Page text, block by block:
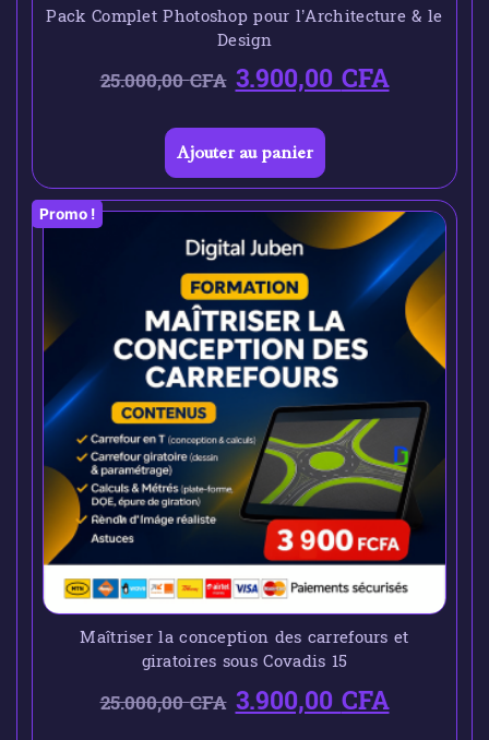
Pack Complet Photoshop pour l’Architecture & le
Design
25.000,00CFA 3.900,00CFA
Ajouter au panier
Promo !
Maîtriser la conception des carrefours et
giratoires sous Covadis 15
25.000,00CFA 3.900,00CFA